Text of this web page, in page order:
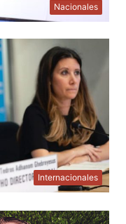
Nacionales
Internacionales